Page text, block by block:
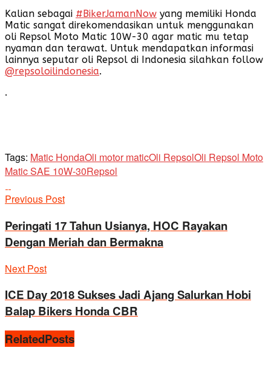
Kalian sebagai #BikerJamanNow yang memiliki Honda
Matic sangat direkomendasikan untuk menggunakan
oli Repsol Moto Matic 10W-30 agar matic mu tetap
nyaman dan terawat. Untuk mendapatkan informasi
lainnya seputar oli Repsol di Indonesia silahkan follow
@repsoloilindonesia.
.
Tags: Matic HondaOli motor maticOli RepsolOli Repsol Moto
Matic SAE 10W-30Repsol
Previous Post
Peringati 17 Tahun Usianya, HOC Rayakan
Dengan Meriah dan Bermakna
Next Post
ICE Day 2018 Sukses Jadi Ajang Salurkan Hobi
Balap Bikers Honda CBR
RelatedPosts